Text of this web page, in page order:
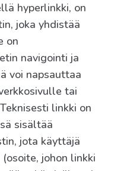
hyperlinkki, on
joka yhdistää
on
navigointi ja
voi napsauttaa
tai
linkki on
sisältää
jota käyttäjä
johon linkki